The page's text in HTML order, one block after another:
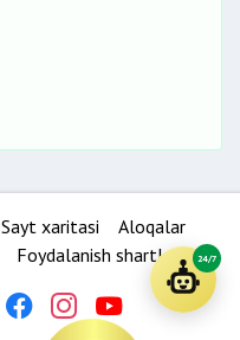
Sayt xaritasi
Aloqalar
Foydalanish shartlari 24/7